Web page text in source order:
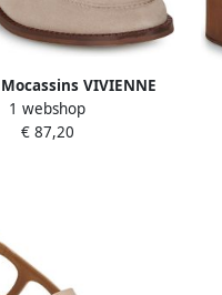
VIVIENNE
1 webshop
€ 87,20